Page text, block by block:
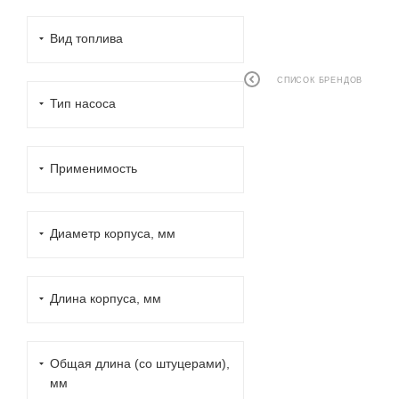
СПИСОК БРЕНДОВ
Вид топлива
Тип насоса
Применимость
Диаметр корпуса, мм
Длина корпуса, мм
Общая длина (со штуцерами),
мм